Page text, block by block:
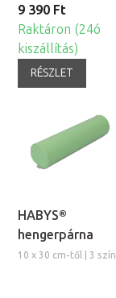
9 390 Ft
Raktáron (24ó
kiszállítás)
RÉSZLET
HABYS®
hengerpárna
10 x 30 cm-től | 3 szín